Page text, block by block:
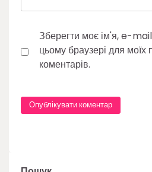
Зберегти моє ім'я, e-
цьому браузері для
коментарів.